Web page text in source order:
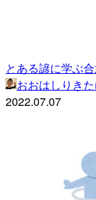
とある諺に学ぶ
おおはしりき
2022.07.07